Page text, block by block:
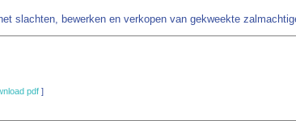
slachten, bewerken en verkopen van gekweekte
pdf ]